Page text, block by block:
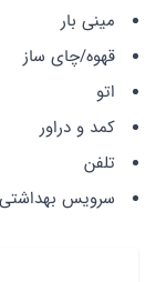
مینی بار
قهوه/چای ساز
اتو
کمد و دراور
تلفن
سرویس